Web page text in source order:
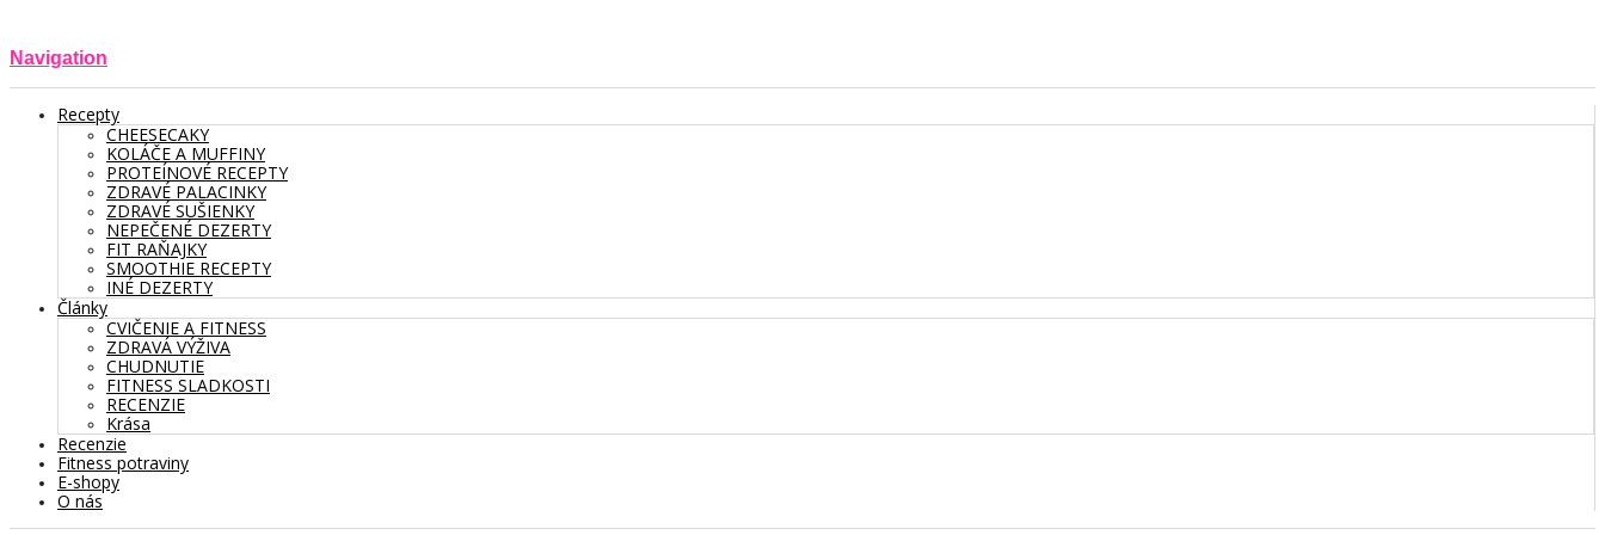
Navigation
Recepty
CHEESECAKY
KOLÁČE A MUFFINY
PROTEÍNOVÉ RECEPTY
ZDRAVÉ PALACINKY
ZDRAVÉ SUŠIENKY
NEPEČENÉ DEZERTY
FIT RAŇAJKY
SMOOTHIE RECEPTY
INÉ DEZERTY
Články
CVIČENIE A FITNESS
ZDRAVÁ VÝŽIVA
CHUDNUTIE
FITNESS SLADKOSTI
RECENZIE
Krása
Recenzie
Fitness potraviny
E-shopy
O nás